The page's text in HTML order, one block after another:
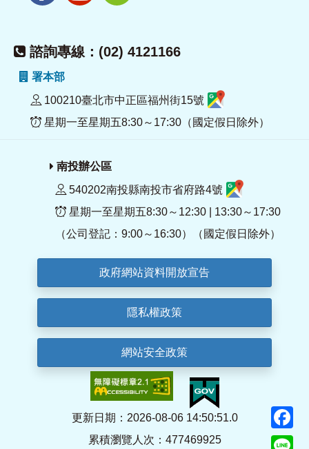
諮詢專線：(02) 4121166
署本部
100210臺北市中正區福州街15號
星期一至星期五8:30～17:30（國定假日除外）
南投辦公區
540202南投縣南投市省府路4號
星期一至星期五8:30～12:30 | 13:30～17:30
（公司登記：9:00～16:30）（國定假日除外）
政府網站資料開放宣告
隱私權政策
網站安全政策
更新日期：2026-08-06 14:50:51.0
累積瀏覽人次：477469925